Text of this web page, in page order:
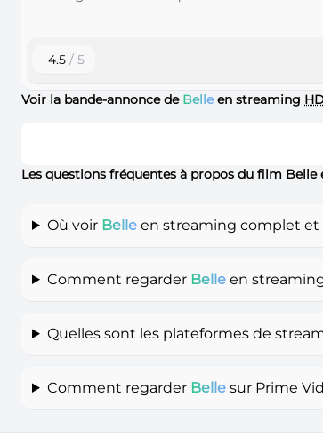
4.5 / 5
Voir la bande-annonce de Belle en streaming
Les questions fréquentes à propos du film Belle
Où voir Belleen streaming complet et
Comment regarder Belleen
Quelles sont les plateformes de
Comment regarder Bellesur Prime